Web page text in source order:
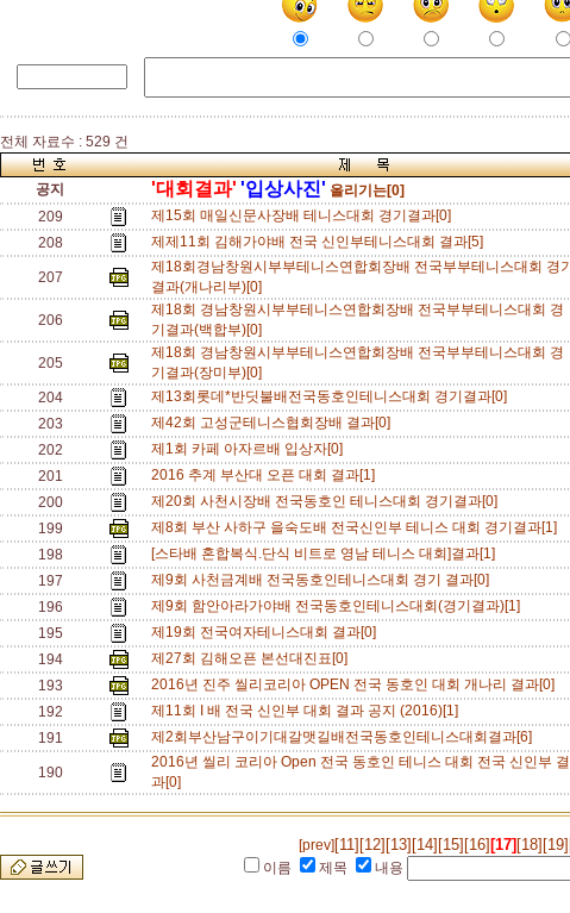
전체 자료수 : 529 건
공지 '대회결과' '입상사진' 올리기는[0]
209
제15회 매일신문사장배 테니스대회 경기결과[0]
208
제제11회 김해가야배 전국 신인부테니스대회 결과[5]
207
제18회경남창원시부부테니스연합회장배 전국부부테니스대회 경기
결과(개나리부)[0]
206
제18회 경남창원시부부테니스연합회장배 전국부부테니스대회 경
기결과(백합부)[0]
205
제18회 경남창원시부부테니스연합회장배 전국부부테니스대회 경
기결과(장미부)[0]
204 제13회롯데*반딧불배전국동호인테니스대회 경기결과[0]
203
제42회 고성군테니스협회장배 결과[0]
202
제1회 카페 아자르배 입상자[0]
201
2016 추계 부산대 오픈 대회 결과[1]
200
제20회 사천시장배 전국동호인 테니스대회 경기결과[0]
199
제8회 부산 사하구 을숙도배 전국신인부 테니스 대회 경기결과[1]
198
[스타배 혼합복식.단식 비트로 영남 테니스 대회]결과[1]
197
제9회 사천금계배 전국동호인테니스대회 경기 결과[0]
196
제9회 함안아라가야배 전국동호인테니스대회(경기결과)[1]
195
제19회 전국여자테니스대회 결과[0]
194
제27회 김해오픈 본선대진표[0]
193
2016년 진주 씰리코리아 OPEN 전국 동호인 대회 개나리 결과[0]
192
제11회 I 배 전국 신인부 대회 결과 공지 (2016)[1]
191
제2회부산남구이기대갈맷길배전국동호인테니스대회결과[6]
190
2016년 씰리 코리아 Open 전국 동호인 테니스 대회 전국 신인부 결
과[0]
[prev] [11] [12] [13] [14] [15] [16] [17] [18] [19]
이름
제목 내용